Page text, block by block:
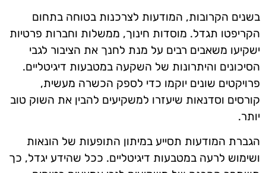
בשנים הקרובות, המודעות לצרכנות בטוחה בתחום
הקריפטו תגדל. מוסדות חינוך, ממשלות וחברות פרטיות
ישקיעו משאבים רבים על מנת לחנך את הציבור לגבי
הסיכונים והיתרונות של השקעה במטבעות דיגיטליים.
פרויקטים שונים יוקמו כדי לספק הכשרה מעשית,
קורסים וסדנאות שיעזרו למשקיעים להבין את השוק טוב
יותר.
הגברת המודעות תסייע במיתון התופעות של הונאות
ושימוש לרעה במטבעות דיגיטליים. ככל שהידע יגדל, כך